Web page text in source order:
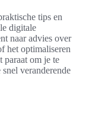
tips en
digitale
naar advies over
het optimaliseren
paraat om je te
veranderende